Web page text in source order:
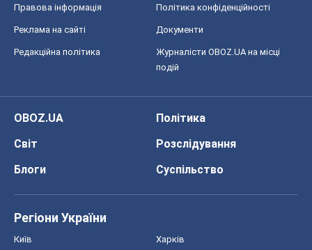
Правова інформація Політика конфіденційності
Реклама на сайті Документи
Редакційна політика
Журналісти OBOZ.UA на місці
подій
OBOZ.UA
Політика
Світ
Розслідування
Блоги
Суспільство
Регіони України
Київ Харків